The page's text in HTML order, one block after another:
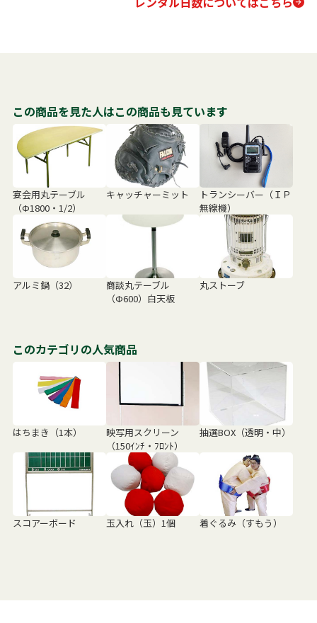
この商品を見た人はこの商品も見ています
宴会用丸テーブル
（Ф1800・1/2）
キャッチャーミット
トランシーバー（ＩＰ
無線機）
アルミ鍋（32）
商談丸テーブル
（Ф600）白天板
丸ストーブ
このカテゴリの人気商品
はちまき（1本）
映写用スクリーン
（150ｲﾝﾁ・ﾌﾛﾝﾄ）
抽選BOX（透明・中）
スコアーボード 玉入れ（玉）1個 着ぐるみ（すもう）